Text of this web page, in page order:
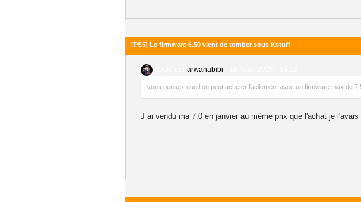
[PS5] Le firmware 6.50 vient de tomber sous Kstuff
arwahabibi
vous pensez que l on peut acheter facilement avec un firmware max de
J ai vendu ma 7.0 en janvier au même prix que l'achat je